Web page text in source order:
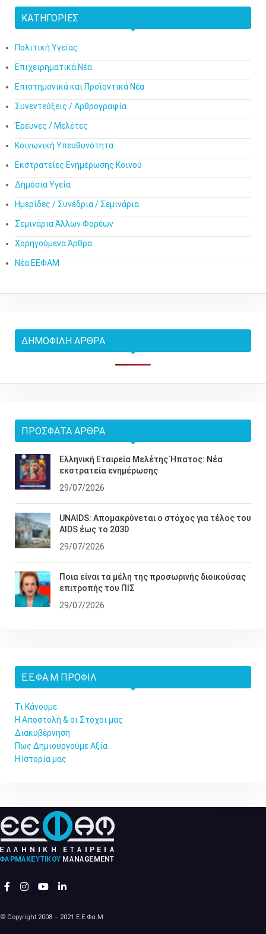
ΚΑΤΗΓΟΡΊΕΣ
Πολιτική Υγείας
Επιχειρηματικά Νέα
Επιστημονικά και Προϊοντικά Νέα
Συνεντεύξεις / Αρθρογραφία
Έρευνες / Μελέτες
Κοινωνική Υπευθυνότητα
Εκστρατείες Ενημέρωσης Κοινού
Δημόσια Υγεία
Ημερίδες / Συνέδρια / Σεμινάρια
Σεμινάρια Άλλων Φορέων
Χορηγούμενα Άρθρα
Νέα ΕΕΦΑΜ
ΔΗΜΟΦΙΛΉ ΆΡΘΡΑ
ΠΡΌΣΦΑΤΑ ΆΡΘΡΑ
Ελληνική Εταιρεία Μελέτης Ήπατος: Νέα
εκστρατεία ενημέρωσης
29/07/2026
UNAIDS: Απομακρύνεται ο στόχος για τέλος του
AIDS έως το 2030
29/07/2026
Ποια είναι τα μέλη της προσωρινής διοικούσας
επιτροπής του ΠΙΣ
29/07/2026
Ε.Ε.ΦΑ.Μ ΠΡΟΦΊΛ
Τι Κάνουμε
Η Αποστολή & οι Στόχοι μας
Διακυβέρνηση
Πως Δημιουργούμε Αξία
Η Ιστορία μας
© Copyright 2008 – 2021 Ε.Ε.Φα.Μ.